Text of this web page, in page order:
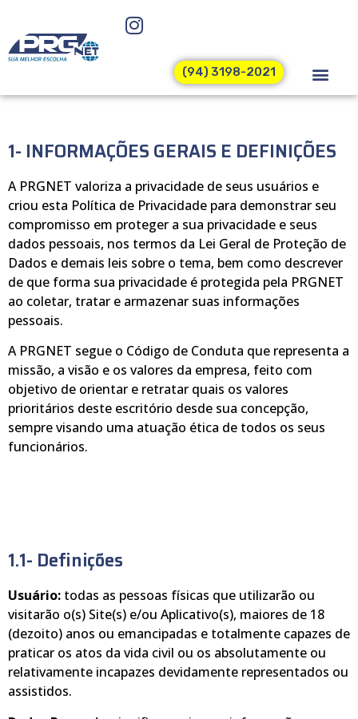
(94) 3198-2021
1- INFORMAÇÕES GERAIS E DEFINIÇÕES
A PRGNET valoriza a privacidade de seus usuários e
criou esta Política de Privacidade para demonstrar seu
compromisso em proteger a sua privacidade e seus
dados pessoais, nos termos da Lei Geral de Proteção de
Dados e demais leis sobre o tema, bem como descrever
de que forma sua privacidade é protegida pela PRGNET
ao coletar, tratar e armazenar suas informações
pessoais.
A PRGNET segue o Código de Conduta que representa a
missão, a visão e os valores da empresa, feito com
objetivo de orientar e retratar quais os valores
prioritários deste escritório desde sua concepção,
sempre visando uma atuação ética de todos os seus
funcionários.
1.1- Definições
Usuário: todas as pessoas físicas que utilizarão ou
visitarão o(s) Site(s) e/ou Aplicativo(s), maiores de 18
(dezoito) anos ou emancipadas e totalmente capazes de
praticar os atos da vida civil ou os absolutamente ou
relativamente incapazes devidamente representados ou
assistidos.